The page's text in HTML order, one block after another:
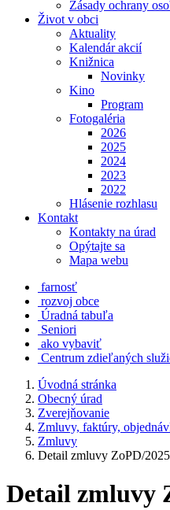
Zásady ochrany
Život v obci
Aktuality
Kalendár akcií
Knižnica
Novinky
Kino
Program
Fotogaléria
2026
2025
2024
2023
2022
Hlásenie rozhlasu
Kontakt
Kontakty na úrad
Opýtajte sa
Mapa webu
farnosť
rozvoj obce
Úradná tabuľa
Seniori
ako vybaviť
Centrum zdieľaných
Úvodná stránka
Obecný úrad
Zverejňovanie
Zmluvy, faktúry,
Zmluvy
Detail zmluvy ZoPD/
Detail zmluvy